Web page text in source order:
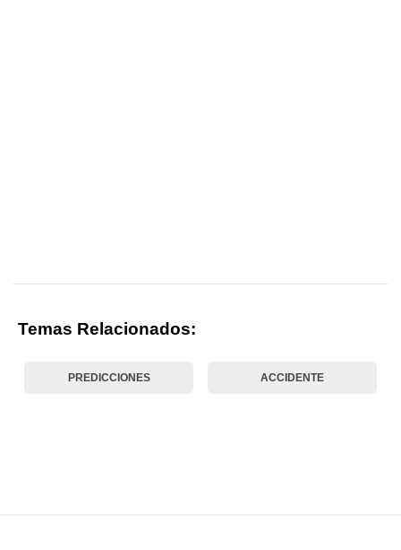
Temas Relacionados:
PREDICCIONES ACCIDENTE